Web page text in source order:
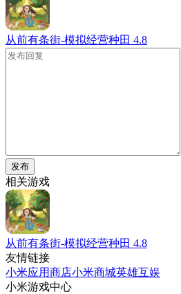
从前有条街-模拟经营种田 4.8
发布
相关游戏
从前有条街-模拟经营种田 4.8
友情链接
小米应用商店小米商城英雄互娱
小米游戏中心